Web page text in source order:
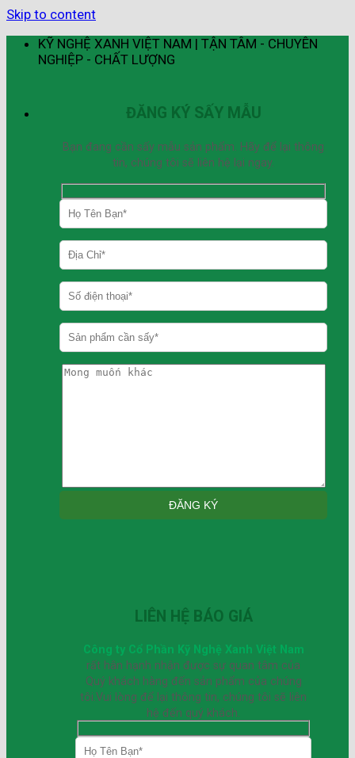
Skip to content
KỸ NGHỆ XANH VIỆT NAM | TẬN TÂM - CHUYÊN
NGHIỆP - CHẤT LƯỢNG
ĐĂNG KÝ SẤY MẪU
Bạn đang cần sấy mẫu sản phẩm. Hãy để lại thông
tin, chúng tôi sẽ liên hệ lại ngay.
LIÊN HỆ BÁO GIÁ
Công ty Cổ Phần Kỹ Nghệ Xanh Việt Nam
rất hân hạnh nhận được sự quan tâm của
Quý khách hàng đến sản phẩm của chúng
tôi.Vui lòng để lại thông tin, chúng tôi sẽ liên
hệ đến quý khách.